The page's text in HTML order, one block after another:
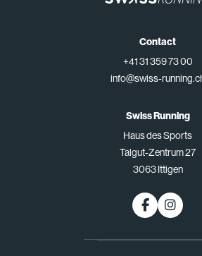
Contact
+41 31 359 73 00
info@swiss-
Swiss Running
Haus des Sports
Talgut-Zentrum 27
3063 Ittigen